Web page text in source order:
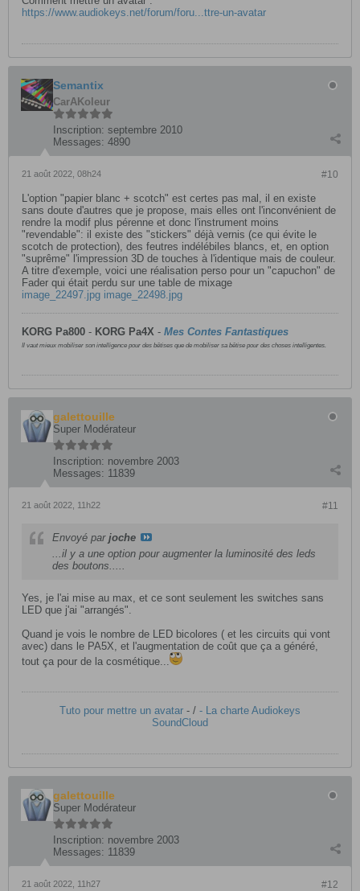
https://www.audiokeys.net/forum/foru...ttre-un-avatar
Semantix
CarAKoleur
Inscription: septembre 2010
Messages: 4890
#10
21 août 2022, 08h24
L'option "papier blanc + scotch" est certes pas mal, il en existe
sans doute d'autres que je propose, mais elles ont l'inconvénient de
rendre la modif plus pérenne et donc l'instrument moins
"revendable": il existe des "stickers" déjà vernis (ce qui évite le
scotch de protection), des feutres indélébiles blancs, et, en option
"suprême" l'impression 3D de touches à l'identique mais de couleur.
A titre d'exemple, voici une réalisation perso pour un "capuchon" de
Fader qui était perdu sur une table de mixage
image_22497.jpg image_22498.jpg
KORG Pa800 - KORG Pa4X - Mes Contes Fantastiques
Il vaut mieux mobiliser son intelligence pour des bêtises que de mobiliser sa bêtise pour des choses intelligentes.
galettouille
Super Modérateur
Inscription: novembre 2003
Messages: 11839
#11
21 août 2022, 11h22
Envoyé par joche
...il y a une option pour augmenter la luminosité des leds
des boutons.....
Yes, je l'ai mise au max, et ce sont seulement les switches sans
LED que j'ai "arrangés".
Quand je vois le nombre de LED bicolores ( et les circuits qui vont
avec) dans le PA5X, et l'augmentation de coût que ça a généré,
tout ça pour de la cosmétique...
Tuto pour mettre un avatar - / - La charte Audiokeys
SoundCloud
galettouille
Super Modérateur
Inscription: novembre 2003
Messages: 11839
#12
21 août 2022, 11h27